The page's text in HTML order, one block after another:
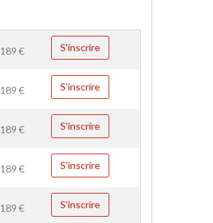
189€ S'inscrire
189€ S'inscrire
189€ S'inscrire
189€ S'inscrire
189€ S'inscrire